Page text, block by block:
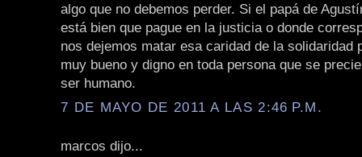
algo que no debemos perder. Si el papá de
está bien que pague en la justicia o donde
nos dejemos matar esa caridad de la solidaridad
muy bueno y digno en toda persona que se
ser humano.
7 DE MAYO DE 2011 A LAS 2:46 P.M.
marcos dijo...